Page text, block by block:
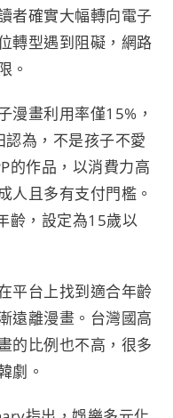
者確實大幅轉向電子
轉型遇到阻礙，網路
。
漫畫利用率僅15%，
為，不是孩子不愛
的作品，以消費力高
人且多有支付門檻。
齡，設定為15歲以
平台上找到適合年齡
遠離漫畫。台灣國高
的比例也不高，很多
劇。